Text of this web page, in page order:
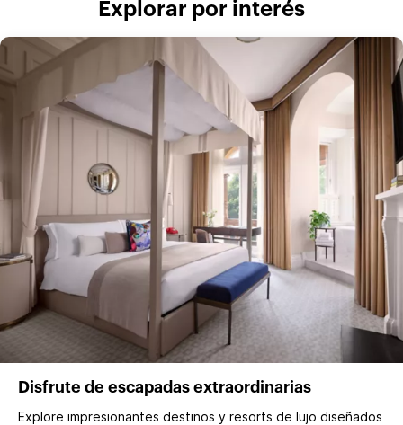
Explorar por interés
Disfrute de escapadas extraordinarias
Explore impresionantes destinos y resorts de lujo diseñados